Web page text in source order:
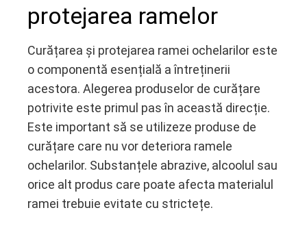
protejarea ramelor
Curățarea și protejarea ramei ochelarilor este
o componentă esențială a întreținerii
acestora. Alegerea produselor de curățare
potrivite este primul pas în această direcție.
Este important să se utilizeze produse de
curățare care nu vor deteriora ramele
ochelarilor. Substanțele abrazive, alcoolul sau
orice alt produs care poate afecta materialul
ramei trebuie evitate cu strictețe.